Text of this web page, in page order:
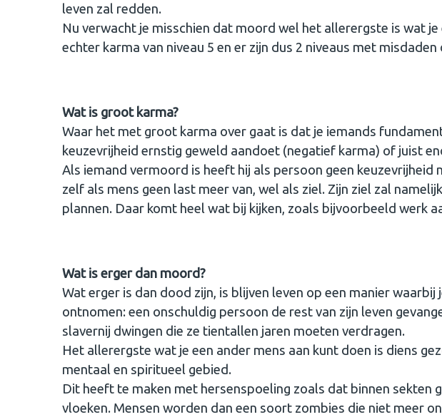
leven zal redden.
Nu verwacht je misschien dat moord wel het allerergste is wat
echter karma van niveau 5 en er zijn dus 2 niveaus met misdaden
Wat is groot karma?
Waar het met groot karma over gaat is dat je iemands
keuzevrijheid ernstig geweld aandoet (negatief karma) of juist
Als iemand vermoord is heeft hij als persoon geen keuzevrijheid
zelf als mens geen last meer van, wel als ziel. Zijn ziel zal
plannen. Daar komt heel wat bij kijken, zoals bijvoorbeeld werk
Wat is erger dan moord?
Wat erger is dan dood zijn, is blijven leven op een manier
ontnomen: een onschuldig persoon de rest van zijn leven
slavernij dwingen die ze tientallen jaren moeten verdragen.
Het allerergste wat je een ander mens aan kunt doen is diens
mentaal en spiritueel gebied.
Dit heeft te maken met hersenspoeling zoals dat binnen sekten
vloeken. Mensen worden dan een soort zombies die niet meer